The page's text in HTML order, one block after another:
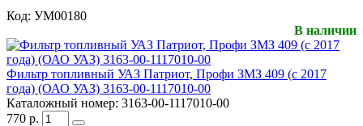
Код: УМ00180
В наличии
Фильтр топливный УАЗ Патриот, Профи ЗМЗ 409 (с 2017
года) (ОАО УАЗ) 3163-00-1117010-00
Каталожный номер: 3163-00-1117010-00
770 р.